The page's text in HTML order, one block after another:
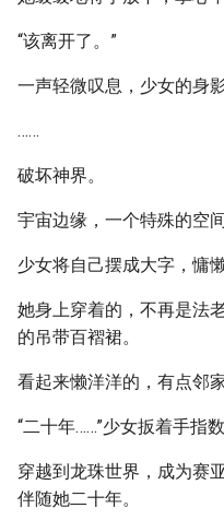
“该离开了。”
一声轻微叹息，少女的身
……
破坏神界。
宇宙边缘，一个特殊的空间
少女将自己摆成大字，慵
她身上穿着的，不再是法
的吊带百褶裙。
看起来懒洋洋的，有点邻
“二十年……”少女扳着手指数
穿越到龙珠世界，成为赛
伴随她二十年。